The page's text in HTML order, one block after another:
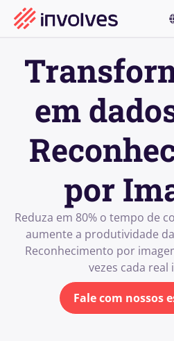
em
por
Reduza em 80% o tempo de
aumente a produtividade
Reconhecimento por
vezes cada real
Fale com nossos